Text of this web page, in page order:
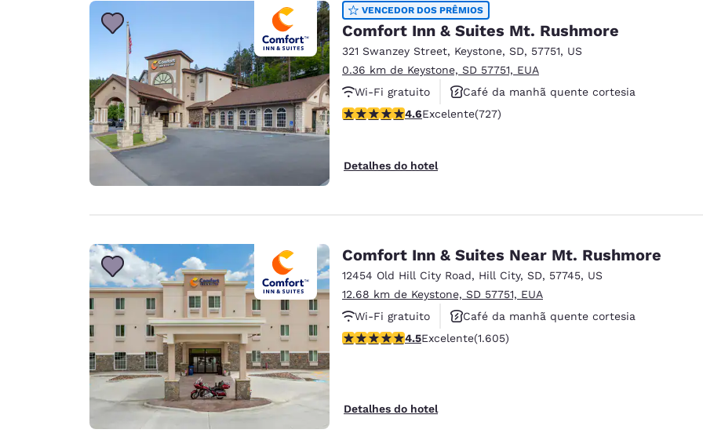
Français Español
Europa
Deutschland
Deutsch
Germany
English
Spain
English
Ásia-Pacífico
Australia
English
India
English
VENCEDOR DOS PRÊMIOS
Comfort Inn & Suites Mt. Rushmore
321 Swanzey Street, Keystone, SD, 57751, US
0.36 km de Keystone, SD 57751, EUA
Wi-Fi gratuito
Café da manhã quente cortesia
Não fumante
classificação 4.56 estrelas. Excelente. 727 avaliações
4.6Excelente(727)
Detalhes do hotel
Comfort Inn & Suites Near Mt. Rushmore
12454 Old Hill City Road, Hill City, SD, 57745, US
12.68 km de Keystone, SD 57751, EUA
Wi-Fi gratuito
Café da manhã quente cortesia
Não fumante
classificação 4.54 estrelas. Excelente. 1605 avaliações
4.5Excelente(1.605)
Detalhes do hotel